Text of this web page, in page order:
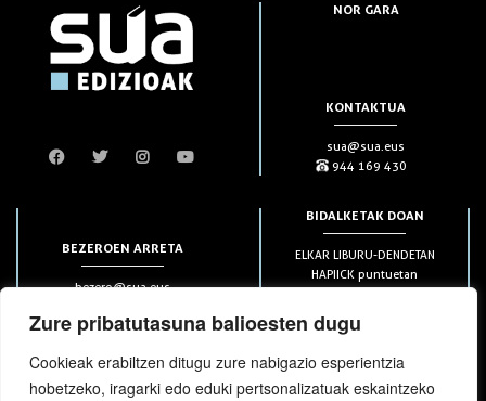
Zure pribatutasuna balioesten dugu
Cookieak erabiltzen ditugu zure nabigazio esperientzia
hobetzeko, iragarki edo eduki pertsonalizatuak eskaintzeko
NOR GARA
KONTAKTUA
sua@sua.eus
944 169 430
BEZEROEN ARRETA
bezero@sua.eus
HARPIDETZAK
BIDALKETAK DOAN
ELKAR LIBURU-DENDETAN
HAPIICK puntuetan
(soilik penintsulan)